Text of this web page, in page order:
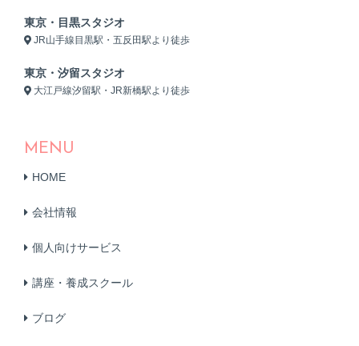
東京・目黒スタジオ
JR山手線目黒駅・五反田駅より徒歩
東京・汐留スタジオ
大江戸線汐留駅・JR新橋駅より徒歩
MENU
HOME
会社情報
個人向けサービス
講座・養成スクール
ブログ